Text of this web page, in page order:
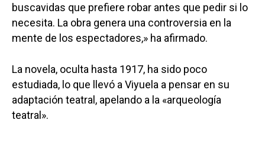
buscavidas que prefiere robar antes que pedir si lo
necesita. La obra genera una controversia en la
mente de los espectadores,» ha afirmado.
La novela, oculta hasta 1917, ha sido poco
estudiada, lo que llevó a Viyuela a pensar en su
adaptación teatral, apelando a la «arqueología
teatral».